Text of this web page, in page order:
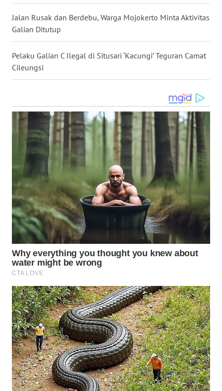
Jalan Rusak dan Berdebu, Warga Mojokerto Minta Aktivitas
Galian Ditutup
Pelaku Galian C Ilegal di Situsari ‘Kacungi’ Teguran Camat
Cileungsi
WN
LANGKAT
SELATAN
WN
TANJUNG
LESUNG
WN
KARO
WN
SIMALUNGUN
WN
LABUHANBATU
WN
TAPANULI
TENGAH
WN DELI
SERDANG
WN
TEBING